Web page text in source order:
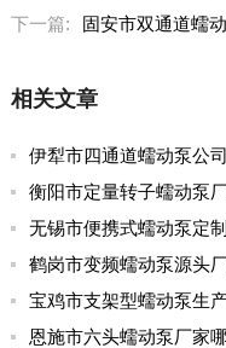
下一篇:
固安市双通道蠕
相关文章
伊犁市四通道蠕动泵公司哪里卖
衡阳市定量转子蠕动泵厂家最好的
无锡市便携式蠕动泵定制厂哪些
鹤岗市变频蠕动泵源头厂家哪个
宝鸡市支架型蠕动泵生产商哪个厂
恩施市六头蠕动泵厂家哪个